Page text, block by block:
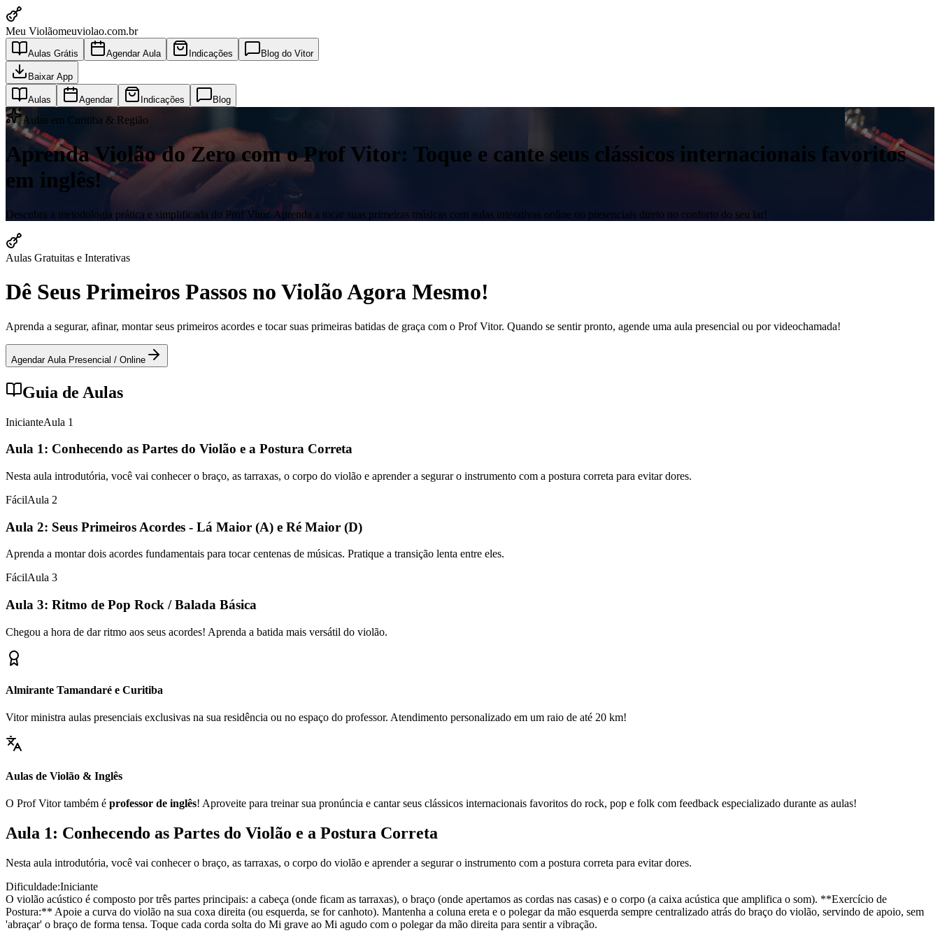
Meu Violãomeuviolao.com.br
Aulas Grátis Agendar Aula Indicações Blog do Vitor
Baixar App
Aulas Agendar Indicações Blog
Aulas em Curitiba & Região
Aprenda Violão do Zero com o Prof Vitor: Toque e cante seus clássicos internacionais favoritos
em inglês!
Descubra a metodologia prática e simplificada do Prof Vitor. Aprenda a tocar suas primeiras músicas com aulas interativas online ou presenciais direto no conforto do seu lar!
Aulas Gratuitas e Interativas
Dê Seus Primeiros Passos no Violão Agora Mesmo!
Aprenda a segurar, afinar, montar seus primeiros acordes e tocar suas primeiras batidas de graça com o Prof Vitor. Quando se sentir pronto, agende uma aula presencial ou por videochamada!
Agendar Aula Presencial / Online
Guia de Aulas
InicianteAula 1
Aula 1: Conhecendo as Partes do Violão e a Postura Correta
Nesta aula introdutória, você vai conhecer o braço, as tarraxas, o corpo do violão e aprender a segurar o instrumento com a postura correta para evitar dores.
FácilAula 2
Aula 2: Seus Primeiros Acordes - Lá Maior (A) e Ré Maior (D)
Aprenda a montar dois acordes fundamentais para tocar centenas de músicas. Pratique a transição lenta entre eles.
FácilAula 3
Aula 3: Ritmo de Pop Rock / Balada Básica
Chegou a hora de dar ritmo aos seus acordes! Aprenda a batida mais versátil do violão.
Almirante Tamandaré e Curitiba
Vitor ministra aulas presenciais exclusivas na sua residência ou no espaço do professor. Atendimento personalizado em um raio de até 20 km!
Aulas de Violão & Inglês
O Prof Vitor também é professor de inglês! Aproveite para treinar sua pronúncia e cantar seus clássicos internacionais favoritos do rock, pop e folk com feedback especializado durante as aulas!
Aula 1: Conhecendo as Partes do Violão e a Postura Correta
Nesta aula introdutória, você vai conhecer o braço, as tarraxas, o corpo do violão e aprender a segurar o instrumento com a postura correta para evitar dores.
Dificuldade:Iniciante
O violão acústico é composto por três partes principais: a cabeça (onde ficam as tarraxas), o braço (onde apertamos as cordas nas casas) e o corpo (a caixa acústica que amplifica o som). **Exercício de
Postura:** Apoie a curva do violão na sua coxa direita (ou esquerda, se for canhoto). Mantenha a coluna ereta e o polegar da mão esquerda sempre centralizado atrás do braço do violão, servindo de apoio, sem
'abraçar' o braço de forma tensa. Toque cada corda solta do Mi grave ao Mi agudo com o polegar da mão direita para sentir a vibração.